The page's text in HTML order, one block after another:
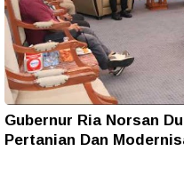
Gubernur Ria Norsan
Pertanian Dan